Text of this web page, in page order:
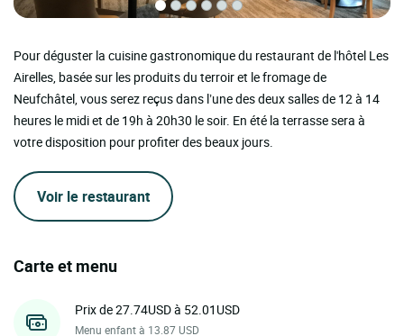
Pour déguster la cuisine gastronomique du restaurant de l'hôtel Les
Airelles, basée sur les produits du terroir et le fromage de
Neufchâtel, vous serez reçus dans l’une des deux salles de 12 à 14
heures le midi et de 19h à 20h30 le soir. En été la terrasse sera à
votre disposition pour profiter des beaux jours.
Voir le restaurant
Carte et menu
Prix de 27.74USD à 52.01USD
Menu enfant à 13.87 USD